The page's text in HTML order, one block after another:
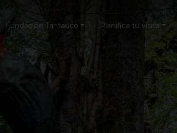
Fundación Tantauco Planifica tu visita